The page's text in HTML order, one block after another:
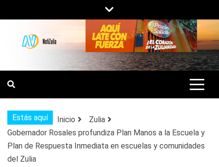
al
contenido
NOTIZULIA
NOTICIAS DEL ZULIA, VENEZUELA Y
DE INTERÉS GENERAL.
Estás aquí Inicio
Zulia
Gobernador Rosales profundiza Plan Manos a la Escuela y
Plan de Respuesta Inmediata en escuelas y comunidades
del Zulia